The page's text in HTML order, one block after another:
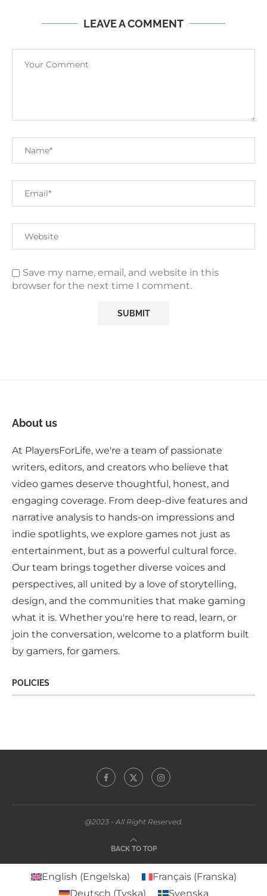
LEAVE A COMMENT
Save my name, email, and website in this
browser for the next time I comment.
About us
At PlayersForLife, we're a team of passionate
writers, editors, and creators who believe that
video games deserve thoughtful, honest, and
engaging coverage. From deep-dive features and
narrative analysis to hands-on impressions and
indie spotlights, we explore games not just as
entertainment, but as a powerful cultural force.
Our team brings together diverse voices and
perspectives, all united by a love of storytelling,
design, and the communities that make gaming
what it is. Whether you're here to read, learn, or
join the conversation, welcome to a platform built
by gamers, for gamers.
POLICIES
@2023 - All Right Reserved.
BACK TO TOP
English (Engelska) Français(Franska)
Deutsch (Tyska) Svenska